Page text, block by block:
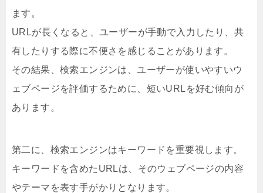
ます。
URLが長くなると、ユーザーが手動で入力したり、共
有したりする際に不便さを感じることがあります。
その結果、検索エンジンは、ユーザーが使いやすいウ
ェブページを評価するために、短いURLを好む傾向が
あります。
第二に、検索エンジンはキーワードを重要視します。
キーワードを含めたURLは、そのウェブページの内容
やテーマを表す手がかりとなります。